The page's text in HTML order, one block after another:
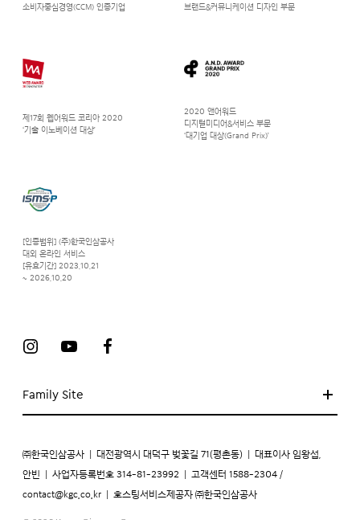
Family Site
소비자중심경영(CCM) 인증기업
브랜드&커뮤니케이션 디자인 부문
제17회 웹어워드 코리아 2020
‘기술 이노베이션 대상’
2020 앤어워드
디지털미디어&서비스 부문
‘대기업 대상(Grand Prix)’
[인증범위] (주)한국인삼공사
대외 온라인 서비스
[유효기간] 2023.10.21
~ 2026.10.20
㈜한국인삼공사 대전광역시 대덕구 벚꽃길 71(평촌동) 대표이사 임왕섭,
안빈 사업자등록번호 314-81-23992 고객센터 1588-2304 /
contact@kgc.co.kr 호스팅서비스제공자 ㈜한국인삼공사